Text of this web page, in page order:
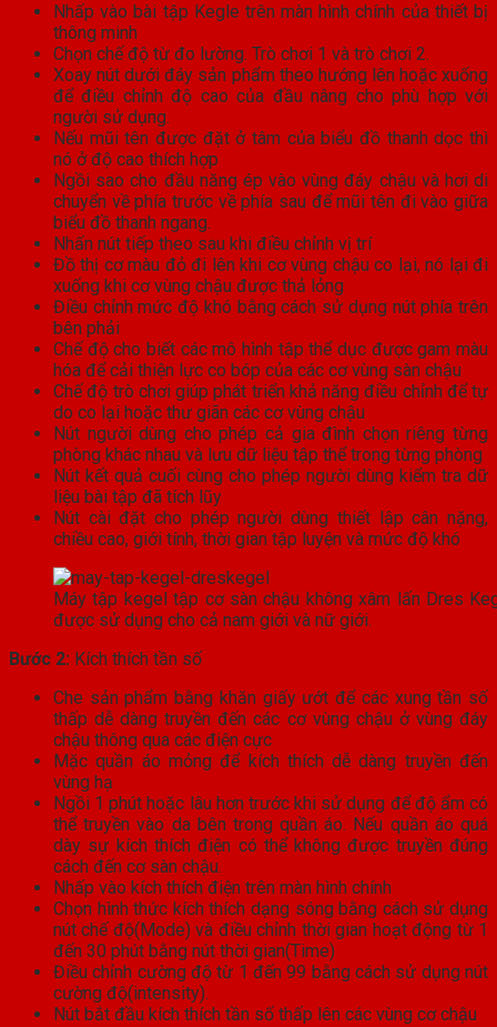
Nhấp vào bài tập Kegle trên màn hình chính của thiết bị
thông minh
Chọn chế độ từ đo lường. Trò chơi 1 và trò chơi 2.
Xoay nút dưới đáy sản phẩm theo hướng lên hoặc xuống
để điều chỉnh độ cao của đầu nâng cho phù hợp với
người sử dụng.
Nếu mũi tên được đặt ở tâm của biểu đồ thanh dọc thì
nó ở độ cao thích hợp
Ngồi sao cho đầu năng ép vào vùng đáy chậu và hơi di
chuyển về phía trước về phía sau để mũi tên đi vào giữa
biểu đồ thanh ngang.
Nhấn nút tiếp theo sau khi điều chỉnh vị trí
Đồ thị cơ màu đỏ đi lên khi cơ vùng chậu co lại, nó lại đi
xuống khi cơ vùng chậu được thả lỏng
Điều chỉnh mức độ khó bằng cách sử dụng nút phía trên
bên phải
Chế độ cho biết các mô hình tập thể dục được gam màu
hóa để cải thiện lực co bóp của các cơ vùng sàn chậu
Chế độ trò chơi giúp phát triển khả năng điều chỉnh để tự
do co lại hoặc thư giãn các cơ vùng chậu
Nút người dùng cho phép cả gia đình chọn riêng từng
phòng khác nhau và lưu dữ liệu tập thể trong từng phòng
Nút kết quả cuối cùng cho phép người dùng kiểm tra dữ
liệu bài tập đã tích lũy
Nút cài đặt cho phép người dùng thiết lập cân nặng,
chiều cao, giới tính, thời gian tập luyện và mức độ khó
Máy tập kegel tập cơ sàn chậu không xâm lấn Dres
được sử dụng cho cả nam giới và nữ giới.
Bước 2: Kích thích tần số
Che sản phẩm bằng khăn giấy ướt để các xung tần số
thấp dễ dàng truyền đến các cơ vùng chậu ở vùng đáy
chậu thông qua các điện cực
Mặc quần áo mỏng để kích thích dễ dàng truyền đến
vùng hạ
Ngồi 1 phút hoặc lâu hơn trước khi sử dụng để độ ẩm có
thể truyền vào da bên trong quần áo. Nếu quần áo quá
dày sự kích thích điện có thể không được truyền đúng
cách đến cơ sàn chậu.
Nhấp vào kích thích điện trên màn hình chính
Chọn hình thức kích thích dạng sóng bằng cách sử dụng
nút chế độ(Mode) và điều chỉnh thời gian hoạt động từ 1
đến 30 phút bằng nút thời gian(Time)
Điều chỉnh cường độ từ 1 đến 99 bằng cách sử dụng nút
cường độ(intensity).
Nút bắt đầu kích thích tần số thấp lên các vùng cơ chậu